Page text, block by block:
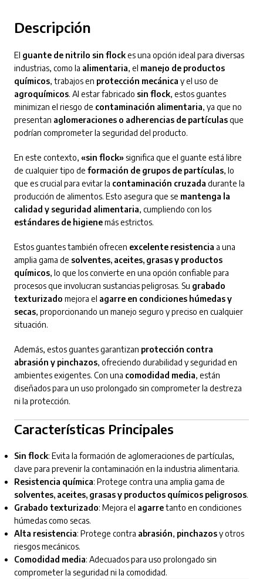
Descripción
El guante de nitrilo sin flockes una opción ideal para diversas
industrias, como la alimentaria, el manejo de productos
químicos, trabajos en protección mecánica y el uso de
agroquímicos. Al estar fabricado sin flock, estos guantes
minimizan el riesgo de contaminación alimentaria, ya que no
presentan aglomeraciones o adherencias de partículasque
podrían comprometer la seguridad del producto.
En este contexto, «sin flock»significa que el guante está libre
de cualquier tipo de formación de grupos de partículas, lo
que es crucial para evitar la contaminación cruzada durante la
producción de alimentos. Esto asegura que se mantenga la
calidad y seguridad alimentaria, cumpliendo con los
estándares de higienemás estrictos.
Estos guantes también ofrecen excelente resistencia a una
amplia gama de solventes, aceites, grasas y productos
químicos, lo que los convierte en una opción confiable para
procesos que involucran sustancias peligrosas. Su grabado
texturizado mejora el agarre en condiciones húmedas y
secas, proporcionando un manejo seguro y preciso en cualquier
situación.
Además, estos guantes garantizan protección contra
abrasión y pinchazos, ofreciendo durabilidad y seguridad en
ambientes exigentes. Con una comodidad media, están
diseñados para un uso prolongado sin comprometer la destreza
ni la protección.
Características Principales
Sin flock: Evita la formación de aglomeraciones de partículas,
clave para prevenir la contaminación en la industria alimentaria.
Resistencia química: Protege contra una amplia gama de
solventes, aceites, grasas y productos químicos peligrosos.
Grabado texturizado: Mejora el agarretanto en condiciones
húmedas como secas.
Alta resistencia: Protege contra abrasión, pinchazosy otros
riesgos mecánicos.
Comodidad media: Adecuados para uso prolongado sin
comprometer la seguridad ni la comodidad.